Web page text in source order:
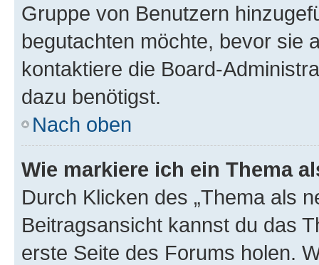
Gruppe von Benutzern
begutachten möchte, bevor sie
kontaktiere die Board-
dazu benötigst.
Nach oben
Wie markiere ich ein Thema
Durch Klicken des „Thema als
Beitragsansicht kannst du das
erste Seite des Forums holen.